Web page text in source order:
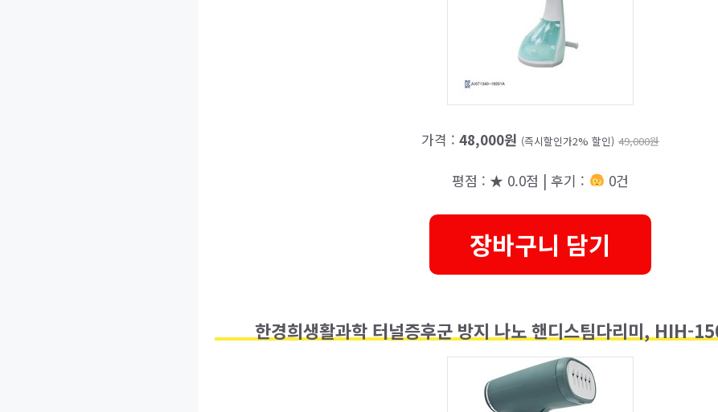
가격 : 48,000원 (즉시할인가2% 할인) 49,000원
평점 : ★ 0.0점 | 후기 : 0건
장바구니 담기
한경희생활과학 터널증후군 방지 나노 핸디스팀다리미, HIH-